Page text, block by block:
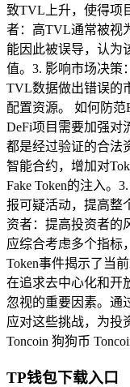
致TVL上升，使得项
者：高TVL通常被视
能因此被误导，认为
值。3. 影响市场决策
TVL数据做出错误的
配置资源。 如何防范
DeFi项目需要加强对
都是经过验证的合法
智能合约，增加对
Fake Token的注入。
报可疑活动，提高整
资者：提高投资者的
应综合考虑多个指标
Token事件揭示了当
在追求去中心化和开
忽视的重要因素。通
应对这些挑战，为投
Toncoin 狗狗币
TP钱包下载入口